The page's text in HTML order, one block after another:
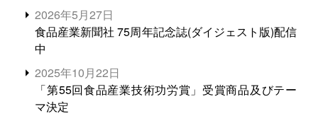
2026年5月27日
食品産業新聞社 75周年記念誌(ダイジェスト版)配信
中
2025年10月22日
「第55回食品産業技術功労賞」受賞商品及びテー
マ決定